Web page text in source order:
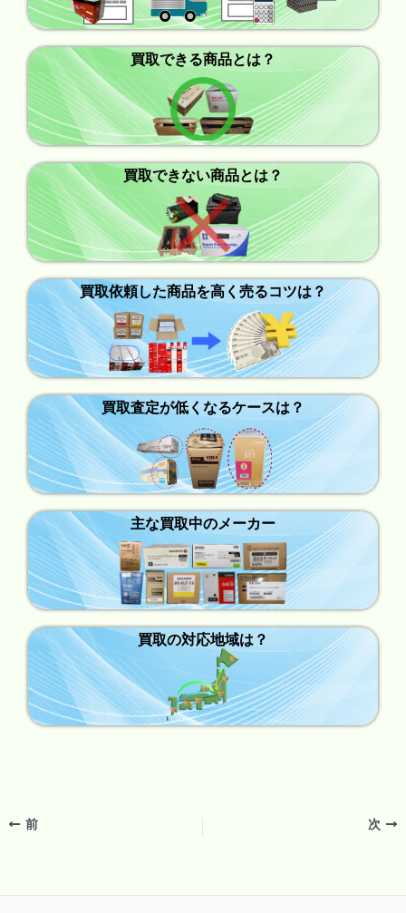
買取できる商品とは？
買取できない商品とは？
買取依頼した商品を高く売るコツは？
買取査定が低くなるケースは？
主な買取中のメーカー
買取の対応地域は？
前 次